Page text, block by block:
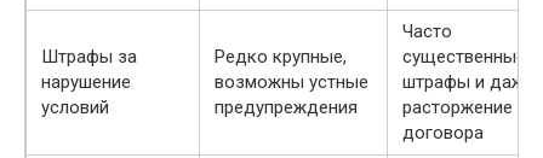
Штрафы за
нарушение
условий
Редко крупные,
возможны устные
предупреждения
Часто
существенные
штрафы и даже
расторжение
договора